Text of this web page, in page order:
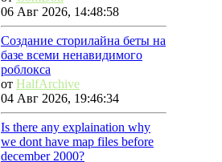
06 Авг 2026, 14:48:58
Создание сторилайна беты на
базе всеми ненавидимого
роблокса
от HalfArchive
04 Авг 2026, 19:46:34
Is there any explaination why
we dont have map files before
december 2000?